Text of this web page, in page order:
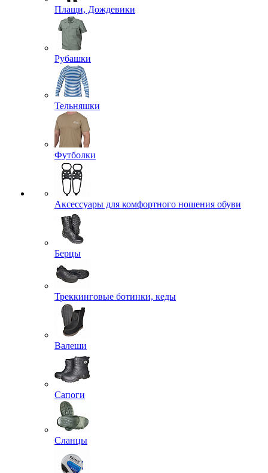
Плащи, Дождевики
Рубашки
Тельняшки
Футболки
Аксессуары для комфортного ношения обуви
Берцы
Треккинговые ботинки, кеды
Валеши
Сапоги
Сланцы